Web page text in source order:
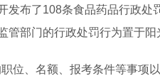
发布了108条食品药品行政
管部门的行政处罚行为置于
位、名额、报考条件等事项